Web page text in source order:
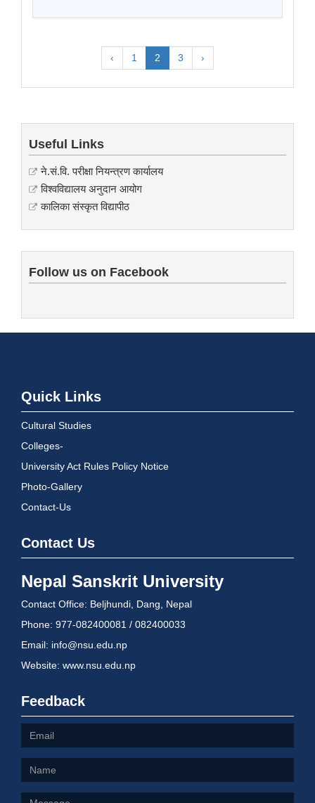
‹ 1 2 3 ›
Useful Links
ने.सं.वि. परीक्षा नियन्त्रण कार्यालय
विश्वविद्यालय अनुदान आयोग
कालिका संस्कृत विद्यापीठ
Follow us on Facebook
Quick Links
Cultural Studies
Colleges-
University Act Rules Policy Notice
Photo-Gallery
Contact-Us
Contact Us
Nepal Sanskrit University
Contact Office: Beljhundi, Dang, Nepal
Phone: 977-082400081 / 082400033
Email: info@nsu.edu.np
Website: www.nsu.edu.np
Feedback